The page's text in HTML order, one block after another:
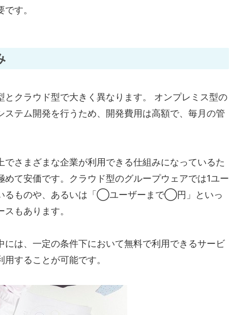
す。
クラウド型で大きく異なります。 オンプレミス型の
テム開発を行うため、開発費用は高額で、毎月の管
さまざまな企業が利用できる仕組みになっているた
て安価です。クラウド型のグループウェアでは1ユー
るものや、あるいは「◯ユーザーまで◯円」といっ
もあります。
は、一定の条件下において無料で利用できるサービ
することが可能です。